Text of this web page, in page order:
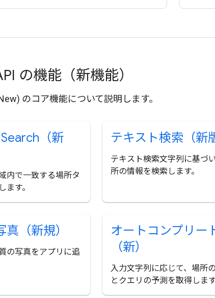
の機能（新機能）
のコア機能について説明します。
Search（新
内で一致する場所タ
ます。
テキスト検索（新
テキスト検索文字列に基づ
所の情報を検索します。
真（新規）
の写真をアプリに追
オートコンプリー
（新）
入力文字列に応じて、場所
とクエリの予測を取得します